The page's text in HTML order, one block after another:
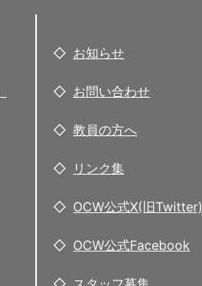
お知らせ
お問い合わせ
教員の方へ
リンク集
OCW公式X(旧Twitter)
OCW公式Facebook